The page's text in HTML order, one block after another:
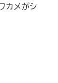
カメがシ